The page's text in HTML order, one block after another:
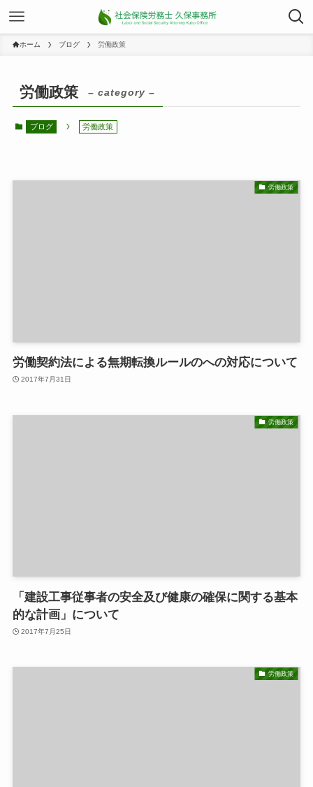
ホーム ブログ 労働政策
労働政策 – category –
ブログ 労働政策
労働政策
労働契約法による無期転換ルールのへの対応について
2017年7月31日
労働政策
「建設工事従事者の安全及び健康の確保に関する基本
的な計画」について
2017年7月25日
労働政策